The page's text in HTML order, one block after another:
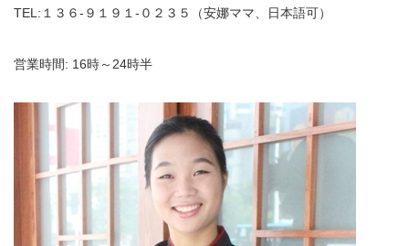
TEL:１３６‐９１９１‐０２３５（安娜ママ、日本語可）
営業時間: 16時～24時半